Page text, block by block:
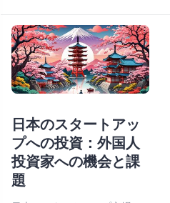
日本のスタートアッ
プへの投資：外国人
投資家への機会と課
題